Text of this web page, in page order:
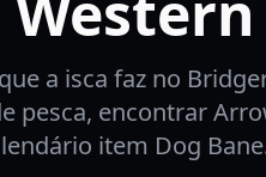
a isca faz no
pesca, encontrar
lendário item Dog